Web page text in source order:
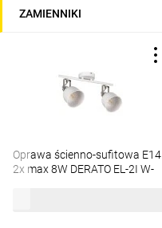
ZAMIENNIKI
Oprawa ścienno-sufitowa E14
2x max 8W DERATO EL-2I W-